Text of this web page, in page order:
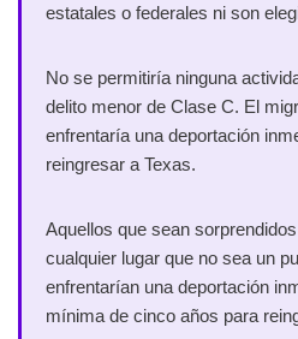
estatales o federales ni son
No se permitiría ninguna
delito menor de Clase C. El
enfrentaría una deportación
reingresar a Texas.
Aquellos que sean
cualquier lugar que no sea un
enfrentarían una deportación
mínima de cinco años para